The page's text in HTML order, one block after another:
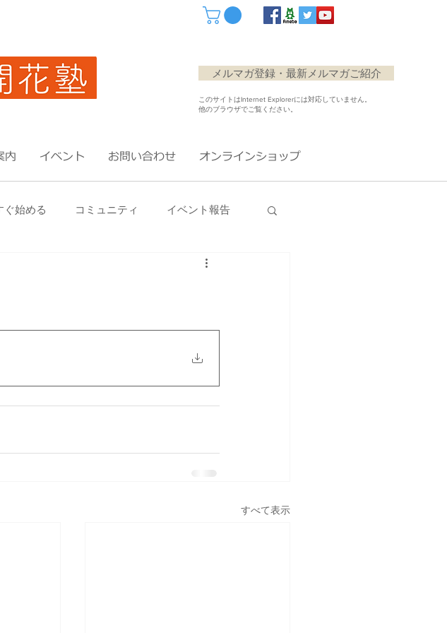
メルマガ登録・最新メルマガご紹介
このサイトはInternet Explorerには対応していません。
他のブラウザでご覧ください。
内 イベント お問い合わせ オンラインショップ
ぐ始める コミュニティ イベント報告
すべて表示